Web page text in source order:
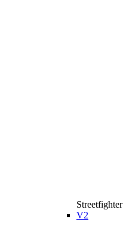
Streetfighter
V2